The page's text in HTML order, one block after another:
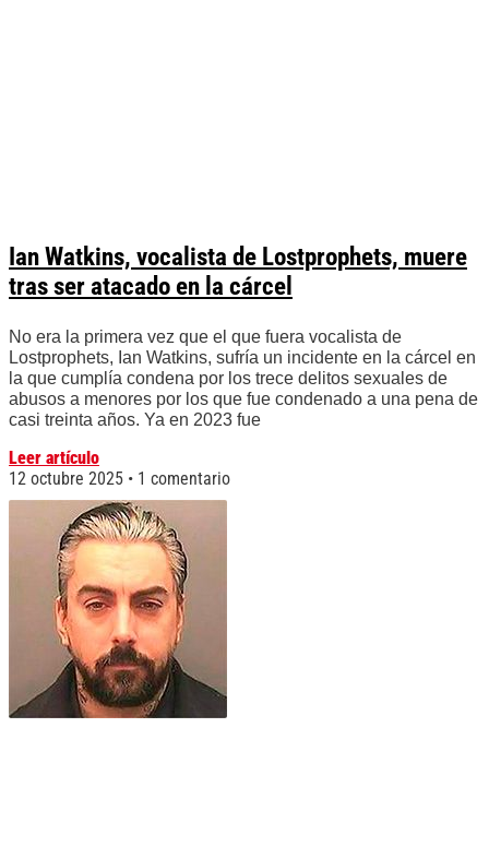
Ian Watkins, vocalista de Lostprophets, muere
tras ser atacado en la cárcel
No era la primera vez que el que fuera vocalista de
Lostprophets, Ian Watkins, sufría un incidente en la cárcel en
la que cumplía condena por los trece delitos sexuales de
abusos a menores por los que fue condenado a una pena de
casi treinta años. Ya en 2023 fue
Leer artículo
12 octubre 2025
1 comentario